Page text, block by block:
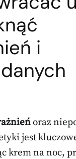
i
oraz
jest
krem na noc,